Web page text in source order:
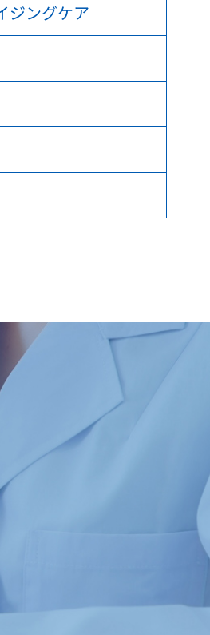
ジングケア